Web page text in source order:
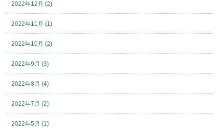
2022年12月 (2)
2022年11月 (1)
2022年10月 (2)
2022年9月 (3)
2022年8月 (4)
2022年7月 (2)
2022年5月 (1)